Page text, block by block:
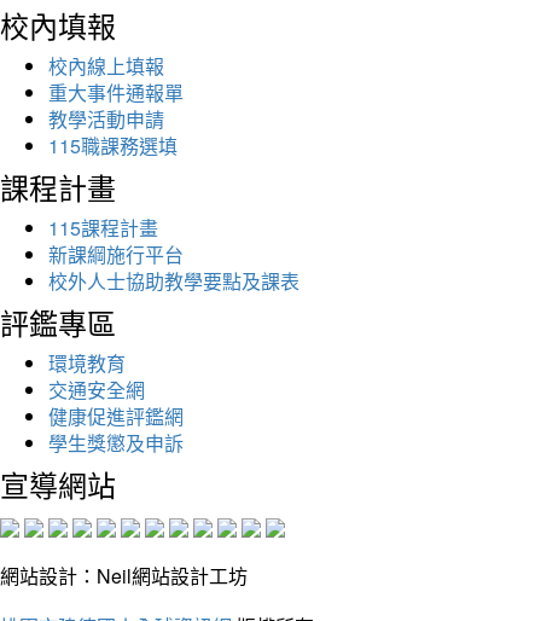
校內填報
校內線上填報
重大事件通報單
教學活動申請
115職課務選填
課程計畫
115課程計畫
新課綱施行平台
校外人士協助教學要點及課表
評鑑專區
環境教育
交通安全網
健康促進評鑑網
學生獎懲及申訴
宣導網站
網站設計：Neil網站設計工坊